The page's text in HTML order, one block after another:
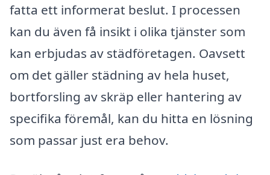
fatta ett informerat beslut. I processen
kan du även få insikt i olika tjänster som
kan erbjudas av städföretagen. Oavsett
om det gäller städning av hela huset,
bortforsling av skräp eller hantering av
specifika föremål, kan du hitta en lösning
som passar just era behov.